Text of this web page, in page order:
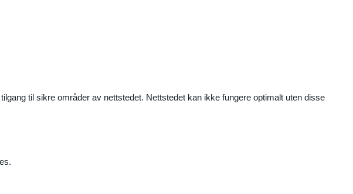
til sikre områder av nettstedet. Nettstedet kan ikke fungere optimalt uten disse